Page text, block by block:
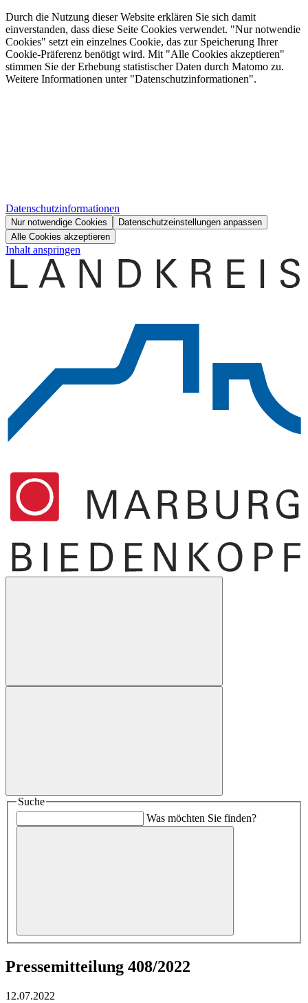
Durch die Nutzung dieser Website erklären Sie sich damit
einverstanden, dass diese Seite Cookies verwendet. "Nur notwendie
Cookies" setzt ein einzelnes Cookie, das zur Speicherung Ihrer
Cookie-Präferenz benötigt wird. Mit "Alle Cookies akzeptieren"
stimmen Sie der Erhebung statistischer Daten durch Matomo zu.
Weitere Informationen unter "Datenschutzinformationen".
Datenschutzinformationen
Nur notwendige Cookies
Datenschutzeinstellungen anpassen
Alle Cookies akzeptieren
Inhalt anspringen
Suche
Was möchten Sie finden?
Pressemitteilung 408/2022
12.07.2022